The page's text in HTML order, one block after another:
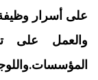
على أسرار
والعمل على